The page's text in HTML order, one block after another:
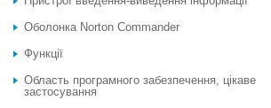
Оболонка Norton Commander
Функції
Область програмного забезпечення, цікаве
застосування